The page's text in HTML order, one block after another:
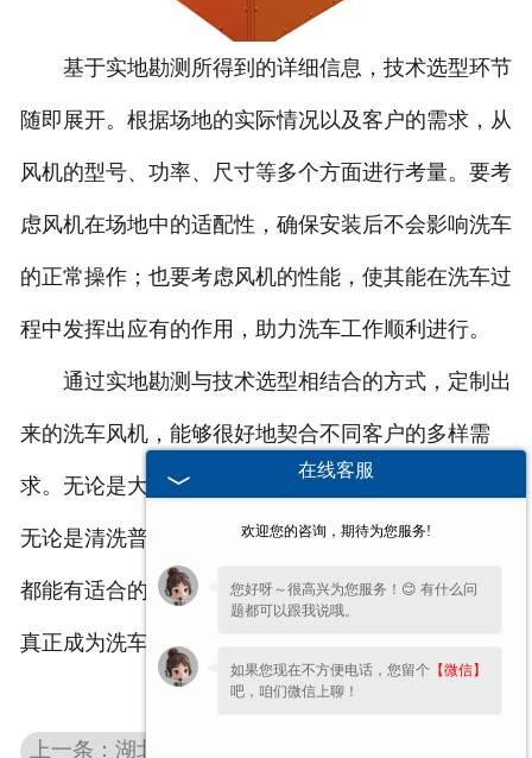
基于实地勘测所得到的详细信息，技术选型环节
随即展开。根据场地的实际情况以及客户的需求，从
风机的型号、功率、尺寸等多个方面进行考量。要考
虑风机在场地中的适配性，确保安装后不会影响洗车
的正常操作；也要考虑风机的性能，使其能在洗车过
程中发挥出应有的作用，助力洗车工作顺利进行。
通过实地勘测与技术选型相结合的方式，定制出
来的洗车风机，能够很好地契合不同客户的多样需
求。无论是大型的洗车中心，还是小型的洗车门店，
无论是清洗普通的家用轿车，还是大型的商务车辆，
都能有适合的定制洗车风机来提供服务，让洗车风机
真正成为洗车作业中的好帮手。
在线客服
欢迎您的咨询，期待为您服务!
您好呀～很高兴为您服务！😊 有什么问
题都可以跟我说哦。
如果您现在不方便电话，您留个 【微信】
吧，咱们微信上聊！